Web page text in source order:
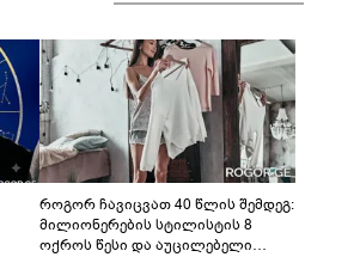
როგორ ჩავიცვათ 40 წლის შემდეგ:
მილიონერების სტილისტის 8
ოქროს წესი და აუცილებელი